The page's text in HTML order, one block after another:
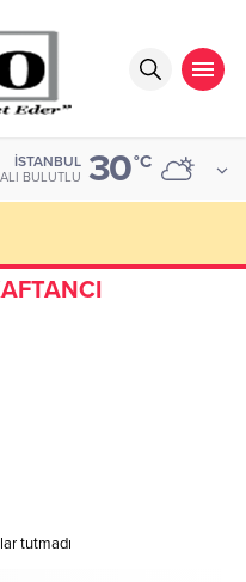
İSTANBUL
BULUTLU 30°C
tutmadı